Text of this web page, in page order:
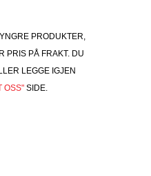
PRODUKTER,
PRIS PÅ FRAKT. DU
LEGGE IGJEN
OSS"SIDE.